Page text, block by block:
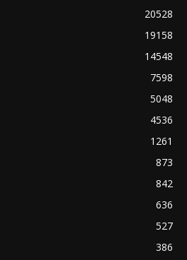
20528
19158
14548
7598
5048
4536
1261
873
842
636
527
386